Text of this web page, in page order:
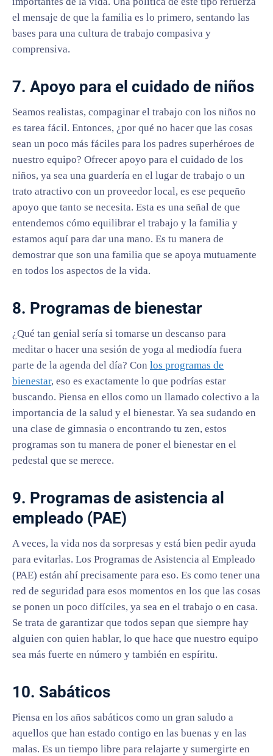
el mensaje de que la familia es lo primero, sentando las
bases para una cultura de trabajo compasiva y
comprensiva.
7. Apoyo para el cuidado de niños
Seamos realistas, compaginar el trabajo con los niños no
es tarea fácil. Entonces, ¿por qué no hacer que las cosas
sean un poco más fáciles para los padres superhéroes de
nuestro equipo? Ofrecer apoyo para el cuidado de los
niños, ya sea una guardería en el lugar de trabajo o un
trato atractivo con un proveedor local, es ese pequeño
apoyo que tanto se necesita. Esta es una señal de que
entendemos cómo equilibrar el trabajo y la familia y
estamos aquí para dar una mano. Es tu manera de
demostrar que son una familia que se apoya mutuamente
en todos los aspectos de la vida.
8. Programas de bienestar
¿Qué tan genial sería si tomarse un descanso para
meditar o hacer una sesión de yoga al mediodía fuera
parte de la agenda del día? Con los programas de
bienestar, eso es exactamente lo que podrías estar
buscando. Piensa en ellos como un llamado colectivo a la
importancia de la salud y el bienestar. Ya sea sudando en
una clase de gimnasia o encontrando tu zen, estos
programas son tu manera de poner el bienestar en el
pedestal que se merece.
9. Programas de asistencia al
empleado (PAE)
A veces, la vida nos da sorpresas y está bien pedir ayuda
para evitarlas. Los Programas de Asistencia al Empleado
(PAE) están ahí precisamente para eso. Es como tener una
red de seguridad para esos momentos en los que las cosas
se ponen un poco difíciles, ya sea en el trabajo o en casa.
Se trata de garantizar que todos sepan que siempre hay
alguien con quien hablar, lo que hace que nuestro equipo
sea más fuerte en número y también en espíritu.
10. Sabáticos
Piensa en los años sabáticos como un gran saludo a
aquellos que han estado contigo en las buenas y en las
malas. Es un tiempo libre para relajarte y sumergirte en